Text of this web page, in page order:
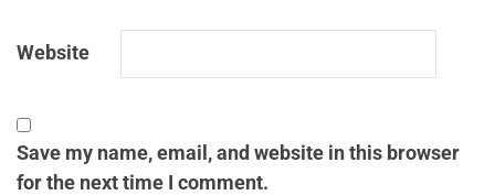
Website
Save my name, email, and website in this browser
for the next time I comment.